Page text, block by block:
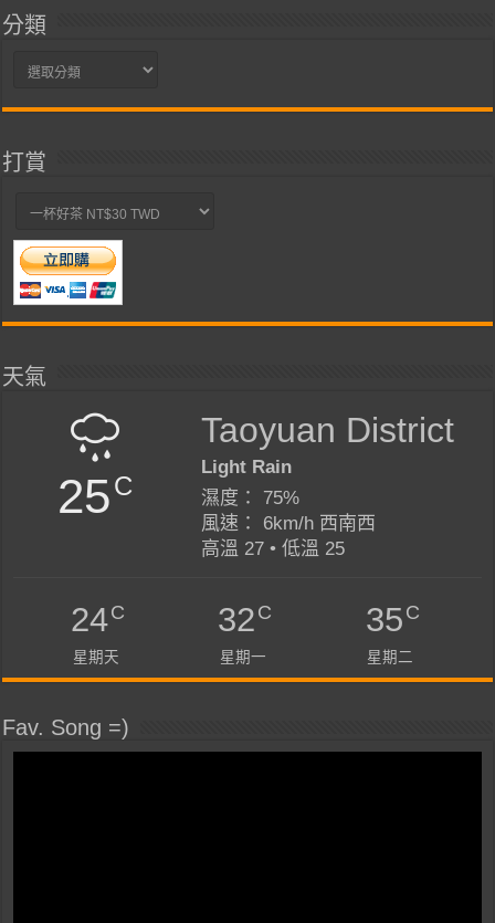
分類
分
打賞
天氣
25C
Taoyuan District
Light Rain
濕度： 75%
風速： 6km/h 西南西
高溫 27 • 低溫 25
24C
星期天
32C
星期一
35C
星期二
Fav. Song =)